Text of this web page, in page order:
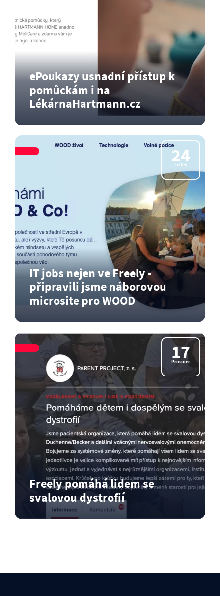
ePoukazy usnadní přístup k
pomůckám i na
LékárnaHartmann.cz
eRecepty zná již každý z nás a zkušenost
Číst dál 24
Leden
IT jobs nejen ve Freely -
připravili jsme náborovou
microsite pro WOOD
Číst dál 17
Prosinec
Freely pomáhá lidem se
svalovou dystrofií
Pocit sounáležitosti, angažovanosti a